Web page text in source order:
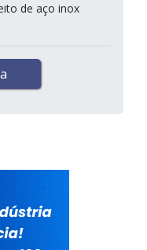
de aço inox